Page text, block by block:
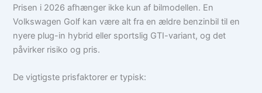
Prisen i 2026 afhænger ikke kun af bilmodellen. En
Volkswagen Golf kan være alt fra en ældre benzinbil til en
nyere plug-in hybrid eller sportslig GTI-variant, og det
påvirker risiko og pris.
De vigtigste prisfaktorer er typisk: